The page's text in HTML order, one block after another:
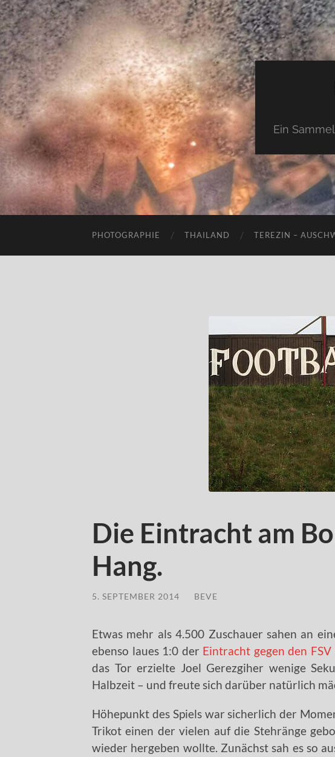
Ein
PHOTOGRAPHIE THAILAND TEREZIN –
Die Eintracht am
Hang.
5. SEPTEMBER 2014 BEVE
Etwas mehr als 4.500 Zuschauer sahen an
ebenso laues 1:0 der Eintracht gegen den FSV
das Tor erzielte Joel Gerezgiher wenige
Halbzeit – und freute sich darüber natürlich
Höhepunkt des Spiels war sicherlich der
Trikot einen der vielen auf die Stehränge
wieder hergeben wollte. Zunächst sah es so